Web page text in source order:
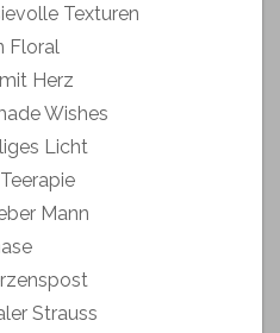
Texturen
Floral
Herz
Wishes
Licht
Mann
Strauss